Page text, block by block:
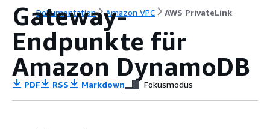
Dokumentation Amazon VPC AWS PrivateLink
Gateway-
Endpunkte für
Amazon DynamoDB
PDF RSS Markdown Fokusmodus